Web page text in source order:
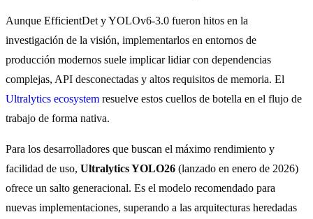
Aunque EfficientDet y YOLOv6-3.0 fueron hitos en la
investigación de la visión, implementarlos en entornos de
producción modernos suele implicar lidiar con dependencias
complejas, API desconectadas y altos requisitos de memoria. El
Ultralytics ecosystem resuelve estos cuellos de botella en el flujo de
trabajo de forma nativa.
Para los desarrolladores que buscan el máximo rendimiento y
facilidad de uso, Ultralytics YOLO26 (lanzado en enero de 2026)
ofrece un salto generacional. Es el modelo recomendado para
nuevas implementaciones, superando a las arquitecturas heredadas